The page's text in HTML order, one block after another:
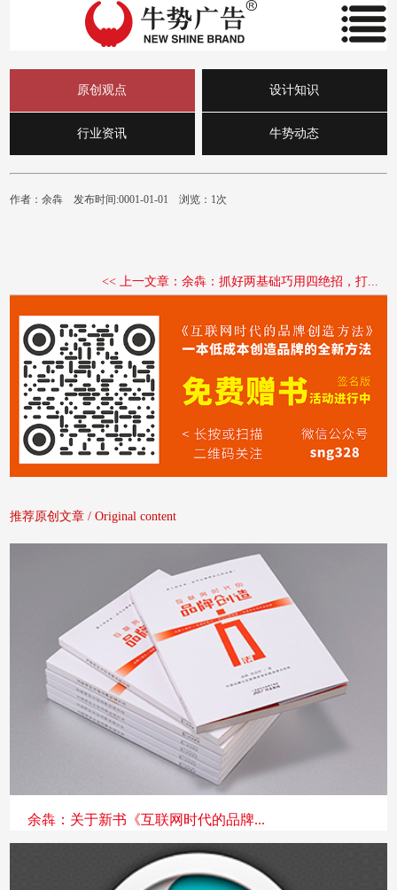
原创观点 设计知识
行业资讯 牛势动态
作者：余犇 发布时间:0001-01-01 浏览：1次
<< 上一文章：余犇：抓好两基础巧用四绝招，打...
推荐原创文章 / Original content
余犇：关于新书《互联网时代的品牌...